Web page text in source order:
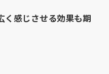
く感じさせる効果も期